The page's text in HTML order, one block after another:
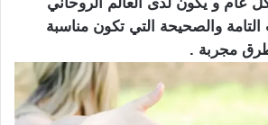
التامة والصحيحة التي تكون مناسبة
مجربة .